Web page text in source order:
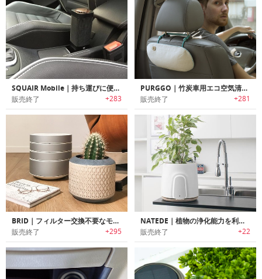
SQUAIR Mobile｜持ち運びに便利な小型空気清浄機「スクウェアモバイル」
販売終了 +283
PURGGO｜竹炭車用エコ空気清浄機
販売終了 +281
BRID｜フィルター交換不要なモジュール式空気清浄機「ブリッド」
販売終了 +295
NATEDE｜植物の浄化能力を利用したフィルター交換不要の空気洗浄機「ナテーデ」
販売終了 +22